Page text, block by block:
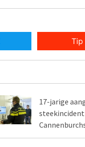
Tip
17-jarige
steekincident